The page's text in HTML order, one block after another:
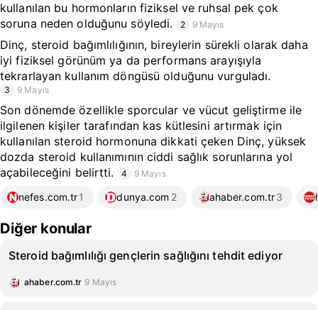
kullanılan bu hormonların fiziksel ve ruhsal pek çok
soruna neden olduğunu söyledi.
2 9 Mayıs
Dinç, steroid bağımlılığının, bireylerin sürekli olarak daha
iyi fiziksel görünüm ya da performans arayışıyla
tekrarlayan kullanım döngüsü olduğunu vurguladı.
3 9 Mayıs
Son dönemde özellikle sporcular ve vücut geliştirme ile
ilgilenen kişiler tarafından kas kütlesini artırmak için
kullanılan steroid hormonuna dikkati çeken Dinç, yüksek
dozda steroid kullanımının ciddi sağlık sorunlarına yol
açabileceğini belirtti.
4 9 Mayıs
nefes.com.tr1 dunya.com 2 ahaber.com.tr3
Diğer konular
Steroid bağımlılığı gençlerin sağlığını tehdit ediyor
ahaber.com.tr 9 Mayıs